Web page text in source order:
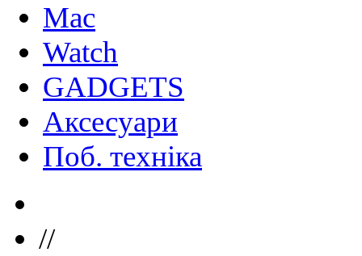
Mac
Watch
GADGETS
Аксесуари
Поб. техніка
//